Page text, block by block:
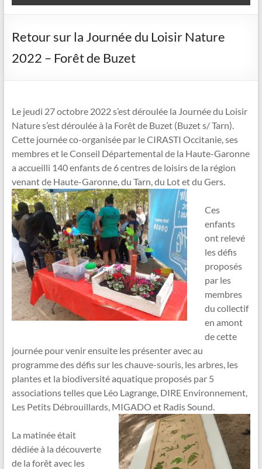
Retour sur la Journée du Loisir Nature
2022 – Forêt de Buzet
Le jeudi 27 octobre 2022 s’est déroulée la Journée du Loisir
Nature s’est déroulée à la Forêt de Buzet (Buzet s/ Tarn).
Cette journée co-organisée par le CIRASTI Occitanie, ses
membres et le Conseil Départemental de la Haute-Garonne
a accueilli 140 enfants de 6 centres de loisirs de la région
venant de Haute-Garonne, du Tarn, du Lot et du Gers.
Ces
enfants
ont relevé
les défis
proposés
par les
membres
du collectif
en amont
de cette
journée pour venir ensuite les présenter avec au
programme des défis sur les chauve-souris, les arbres, les
plantes et la biodiversité aquatique proposés par 5
associations telles que Léo Lagrange, DIRE Environnement,
Les Petits Débrouillards, MIGADO et Radis Sound.
La matinée était
dédiée à la découverte
de la forêt avec les